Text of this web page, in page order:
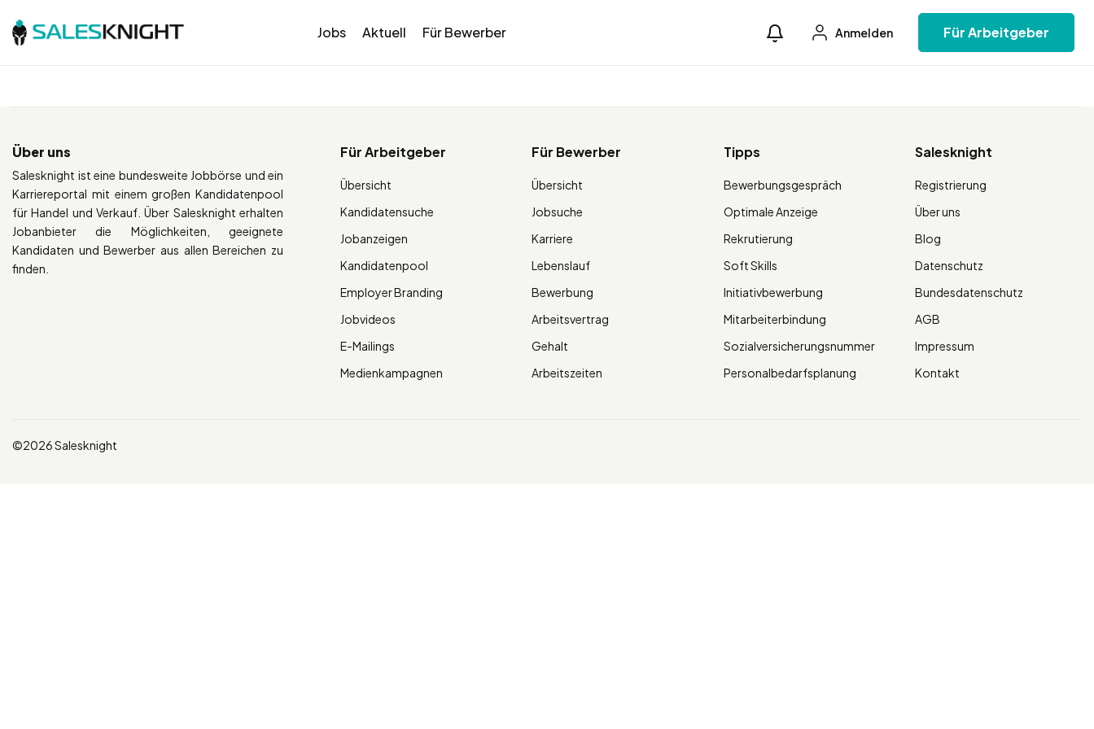
Jobs Aktuell Für Bewerber Anmelden Für Arbeitgeber
Über uns
Salesknight ist eine bundesweite Jobbörse und ein
Karriereportal mit einem großen Kandidatenpool
für Handel und Verkauf. Über Salesknight erhalten
Jobanbieter die Möglichkeiten, geeignete
Kandidaten und Bewerber aus allen Bereichen zu
finden.
Für Arbeitgeber
Übersicht
Kandidatensuche
Jobanzeigen
Kandidatenpool
Employer Branding
Jobvideos
E-Mailings
Medienkampagnen
Für Bewerber
Übersicht
Jobsuche
Karriere
Lebenslauf
Bewerbung
Arbeitsvertrag
Gehalt
Arbeitszeiten
Tipps
Bewerbungsgespräch
Optimale Anzeige
Rekrutierung
Soft Skills
Initiativbewerbung
Mitarbeiterbindung
Sozialversicherungsnummer
Personalbedarfsplanung
Salesknight
Registrierung
Über uns
Blog
Datenschutz
Bundesdatenschutz
AGB
Impressum
Kontakt
©2026 Salesknight